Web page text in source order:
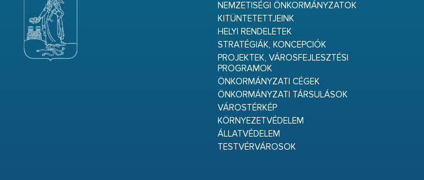
NEMZETISÉGI ÖNKORMÁNYZATOK
KITÜNTETETTJEINK
HELYI RENDELETEK
STRATÉGIÁK, KONCEPCIÓK
PROJEKTEK, VÁROSFEJLESZTÉSI
PROGRAMOK
ÖNKORMÁNYZATI CÉGEK
ÖNKORMÁNYZATI TÁRSULÁSOK
VÁROSTÉRKÉP
KÖRNYEZETVÉDELEM
ÁLLATVÉDELEM
TESTVÉRVÁROSOK